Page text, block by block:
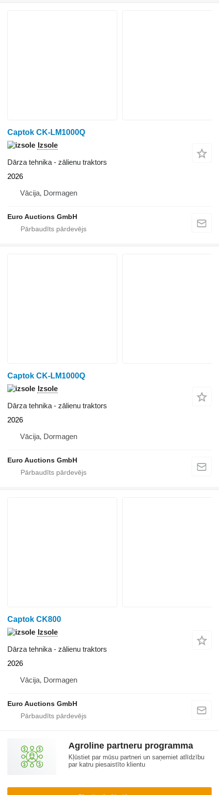
Captok CK-LM1000Q
Izsole
Dārza tehnika - zālienu traktors
2026
Vācija, Dormagen
Euro Auctions GmbH
Captok CK-LM1000Q
Izsole
Dārza tehnika - zālienu traktors
2026
Vācija, Dormagen
Euro Auctions GmbH
Captok CK800
Izsole
Dārza tehnika - zālienu traktors
2026
Vācija, Dormagen
Euro Auctions GmbH
Agroline partneru programma
Kļūstiet par mūsu partneri un saņemiet atlīdzību
par katru piesaistīto klientu